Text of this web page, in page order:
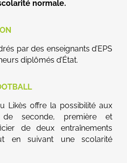
normale.
par des enseignants d’EPS
diplômés d’État.
Likès offre la possibilité aux
de seconde, première et
de deux entraînements
en suivant une scolarité